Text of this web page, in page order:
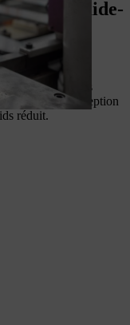
tête de guide-
du corps d’un
trois parties. Les
être de conception
réduit.